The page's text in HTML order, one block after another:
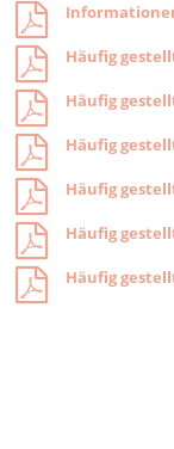
Häufig
Häufig
Häufig
Häufig
Häufig
Häufig